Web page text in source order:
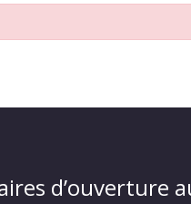
d’ouverture